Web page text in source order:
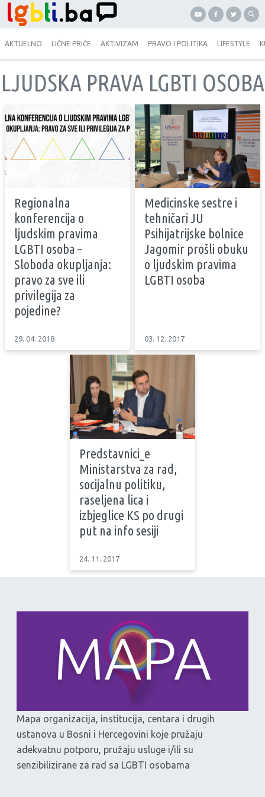
AKTUELNO LIČNE PRIČE AKTIVIZAM PRAVO I POLITIKA LIFESTYLE
LJUDSKA PRAVA LGBTI OSOBA
Regionalna
konferencija o
ljudskim pravima
LGBTI osoba –
Sloboda okupljanja:
pravo za sve ili
privilegija za
pojedine?
29. 04. 2018
Medicinske sestre i
tehničari JU
Psihijatrijske bolnice
Jagomir prošli obuku
o ljudskim pravima
LGBTI osoba
03. 12. 2017
Predstavnici_e
Ministarstva za rad,
socijalnu politiku,
raseljena lica i
izbjeglice KS po drugi
put na info sesiji
24. 11. 2017
Mapa organizacija, institucija, centara i drugih
ustanova u Bosni i Hercegovini koje pružaju
adekvatnu potporu, pružaju usluge i/ili su
senzibilizirane za rad sa LGBTI osobama